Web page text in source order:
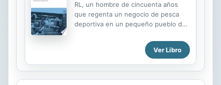
con épocas pasadas. Las
excavaciones arqueológicas de la
Piazza Colocci nos reservarán
de toda la ciudadanía de Jesi.
Sigamos, una vez más, las aventuras
de los personajes del siglo ...
RL, un hombre de cincuenta años
que regenta un negocio de pesca
deportiva en un pequeño pueblo de
viuda de un amigo íntimo, para
celebrar el que hubiera sido el
cincuenta cumpleaños de su amigo.
Tras once años atrapada por el
Ver Libro